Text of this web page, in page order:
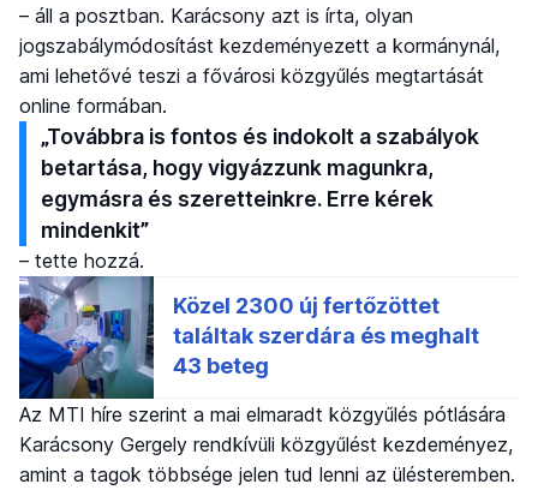
– áll a posztban. Karácsony azt is írta, olyan
jogszabálymódosítást kezdeményezett a kormánynál,
ami lehetővé teszi a fővárosi közgyűlés megtartását
online formában.
„Továbbra is fontos és indokolt a szabályok
betartása, hogy vigyázzunk magunkra,
egymásra és szeretteinkre. Erre kérek
mindenkit”
– tette hozzá.
Az MTI híre szerint a mai elmaradt közgyűlés pótlására
Karácsony Gergely rendkívüli közgyűlést kezdeményez,
amint a tagok többsége jelen tud lenni az ülésteremben.